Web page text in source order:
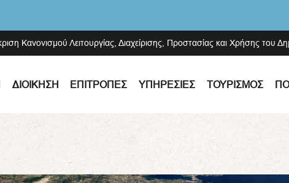
Κανονισμού Λειτουργίας, Διαχείρισης, Προστασίας και Χρήσης του
ΔΙΟΊΚΗΣΗ ΕΠΙΤΡΟΠΈΣ ΥΠΗΡΕΣΊΕΣ ΤΟΥΡΙΣΜΌΣ